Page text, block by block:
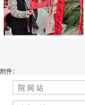
附件：